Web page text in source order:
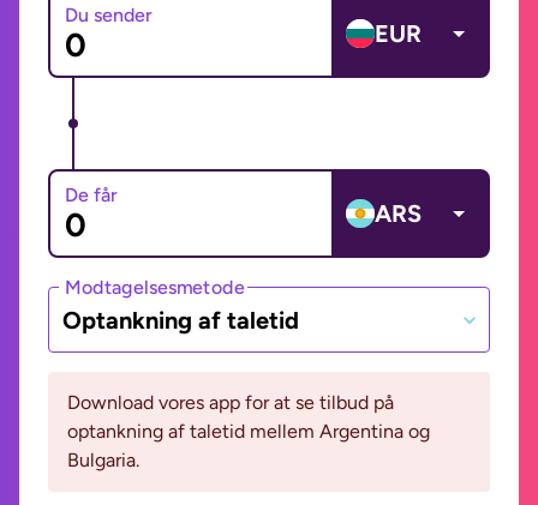
Du sender
EUR
De får
ARS
Modtagelsesmetode
Optankning af taletid
Download vores app for at se tilbud på
optankning af taletid mellem Argentina og
Bulgaria.